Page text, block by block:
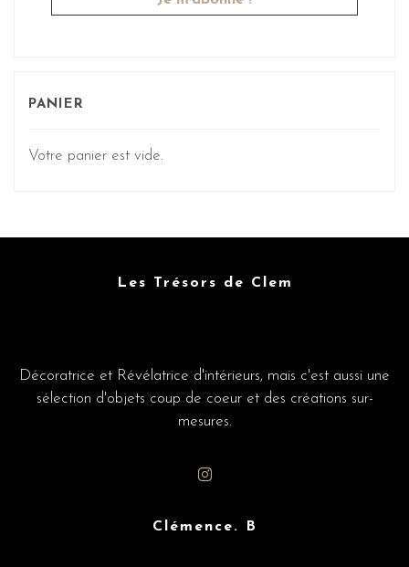
PANIER
Votre panier est vide.
Les Trésors de Clem
Décoratrice et Révélatrice d'intérieurs, mais c'est aussi une
sélection d'objets coup de coeur et des créations sur-
mesures.
Clémence. B